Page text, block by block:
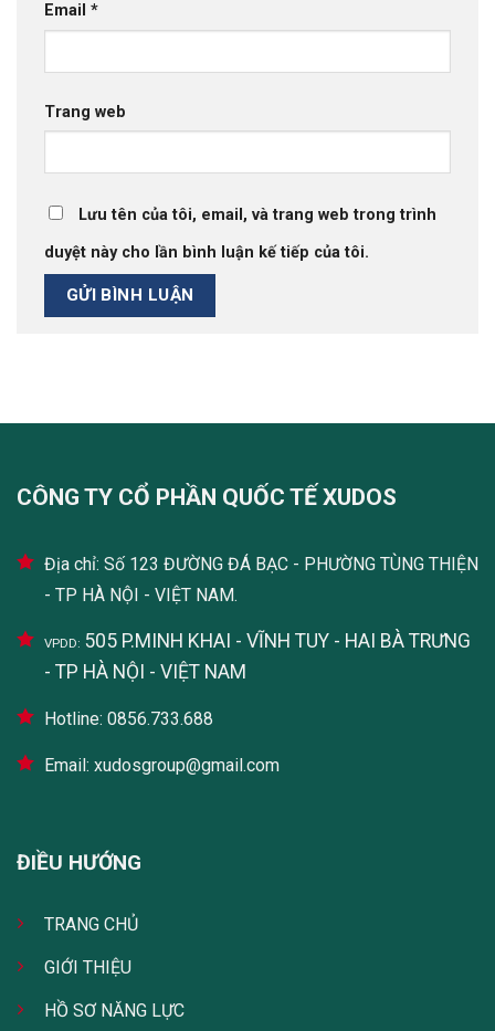
Email *
Trang web
Lưu tên của tôi, email, và trang web trong trình
duyệt này cho lần bình luận kế tiếp của tôi.
CÔNG TY CỔ PHẦN QUỐC TẾ XUDOS
Địa chỉ: Số 123 ĐƯỜNG ĐÁ BẠC - PHƯỜNG TÙNG THIỆN
- TP HÀ NỘI - VIỆT NAM.
VPDD: 505 P.MINH KHAI - VĨNH TUY - HAI BÀ TRƯNG
- TP HÀ NỘI - VIỆT NAM
Hotline: 0856.733.688
Email: xudosgroup@gmail.com
ĐIỀU HƯỚNG
TRANG CHỦ
GIỚI THIỆU
HỒ SƠ NĂNG LỰC